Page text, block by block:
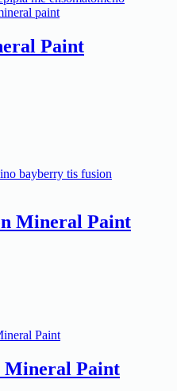
Paint
Mineral Paint
Mineral Paint